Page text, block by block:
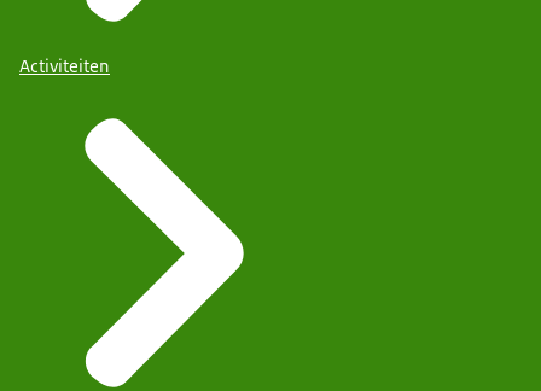
Activiteiten